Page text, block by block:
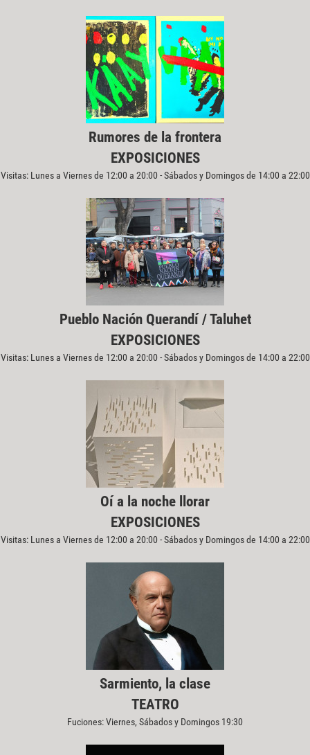
Rumores de la frontera
EXPOSICIONES
Visitas: Lunes a Viernes de 12:00 a 20:00 - Sábados y Domingos de 14:00 a 22:00
Pueblo Nación Querandí / Taluhet
EXPOSICIONES
Visitas: Lunes a Viernes de 12:00 a 20:00 - Sábados y Domingos de 14:00 a 22:00
Oí a la noche llorar
EXPOSICIONES
Visitas: Lunes a Viernes de 12:00 a 20:00 - Sábados y Domingos de 14:00 a 22:00
Sarmiento, la clase
TEATRO
Fuciones: Viernes, Sábados y Domingos 19:30